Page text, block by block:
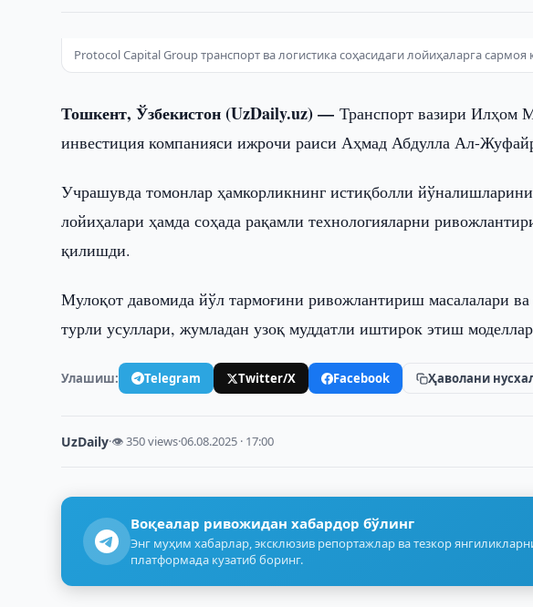
Protocol Capital Group транспорт ва логистика соҳасидаги лойиҳаларга
Тошкент, Ўзбекистон (UzDaily.uz) —Транспорт вазири Илҳом
инвестиция компанияси ижрочи раиси Аҳмад Абдулла Ал-
Учрашувда томонлар ҳамкорликнинг истиқболли
лойиҳалари ҳамда соҳада рақамли технологияларни
қилишди.
Мулоқот давомида йўл тармоғини ривожлантириш масалалари
турли усуллари, жумладан узоқ муддатли иштирок этиш
Улашиш: Telegram Twitter/X Facebook Ҳаволани
UzDaily·👁 350 views·06.08.2025 · 17:00
Воқеалар ривожидан хабардор бўлинг
Энг муҳим хабарлар, эксклюзив репортажлар ва тезкор
платформада кузатиб боринг.